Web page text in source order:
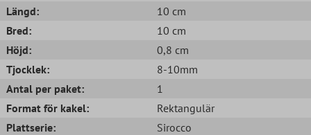
Längd:
10 cm
Bred:
10 cm
Höjd:
0,8 cm
Tjocklek:
8-10mm
Antal per paket:
1
Format för kakel:
Rektangulär
Plattserie:
Sirocco